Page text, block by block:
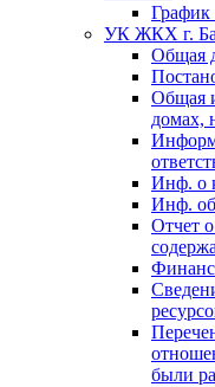
График
УК ЖКХ г.
Общая
Общая
домах,
Инф. о
Инф.
Отчет
были